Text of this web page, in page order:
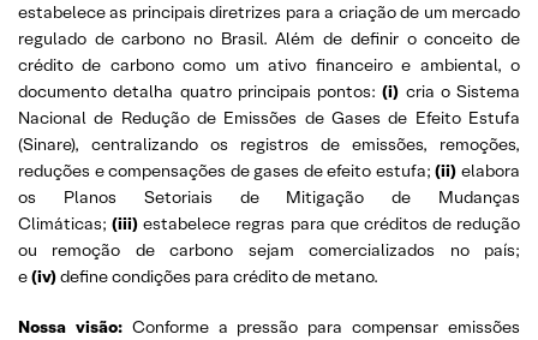
estabelece as principais diretrizes para a criação de um mercado
regulado de carbono no Brasil. Além de definir o conceito de
crédito de carbono como um ativo financeiro e ambiental, o
documento detalha quatro principais pontos:(i) cria o Sistema
Nacional de Redução de Emissões de Gases de Efeito Estufa
(Sinare), centralizando os registros de emissões, remoções,
reduções e compensações de gases de efeito estufa;(ii) elabora
os Planos Setoriais de Mitigação de Mudanças
Climáticas;(iii) estabelece regras para que créditos de redução
ou remoção de carbono sejam comercializados no país;
e(iv)define condições para crédito de metano.
Nossa visão:Conforme a pressão para compensar emissões